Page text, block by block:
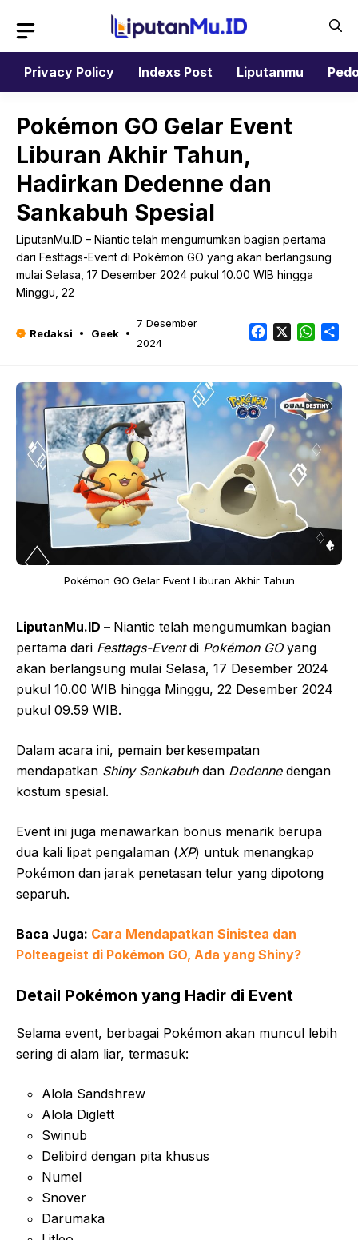
isi
Privacy Policy
Indexs Post Liputanmu
Pokémon GO Gelar Event
Liburan Akhir Tahun,
Hadirkan Dedenne dan
Sankabuh Spesial
LiputanMu.ID – Niantic telah mengumumkan bagian pertama
dari Festtags-Event di Pokémon GO yang akan berlangsung
mulai Selasa, 17 Desember 2024 pukul 10.00 WIB hingga
Minggu, 22
Redaksi Geek
7 Desember
2024
Facebook
Pokémon GO Gelar Event Liburan Akhir Tahun
LiputanMu.ID – Niantic telah mengumumkan bagian
pertama dari Festtags-Eventdi Pokémon GOyang
akan berlangsung mulai Selasa, 17 Desember 2024
pukul 10.00 WIB hingga Minggu, 22 Desember 2024
pukul 09.59 WIB.
Dalam acara ini, pemain berkesempatan
mendapatkan Shiny Sankabuhdan Dedennedengan
kostum spesial.
Event ini juga menawarkan bonus menarik berupa
dua kali lipat pengalaman (XP) untuk menangkap
Pokémon dan jarak penetasan telur yang dipotong
separuh.
Baca Juga: Cara Mendapatkan Sinistea dan
Polteageist di Pokémon GO, Ada yang Shiny?
Detail Pokémon yang Hadir di Event
Selama event, berbagai Pokémon akan muncul lebih
sering di alam liar, termasuk:
Alola Sandshrew
Alola Diglett
Swinub
Delibird dengan pita khusus
Numel
Snover
Darumaka